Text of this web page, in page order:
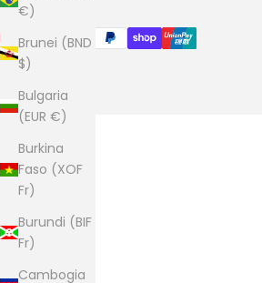
€)
Brunei (BND
$)
Bulgaria
(EUR €)
Burkina
Faso (XOF
Fr)
Burundi (BIF
Fr)
Cambogia